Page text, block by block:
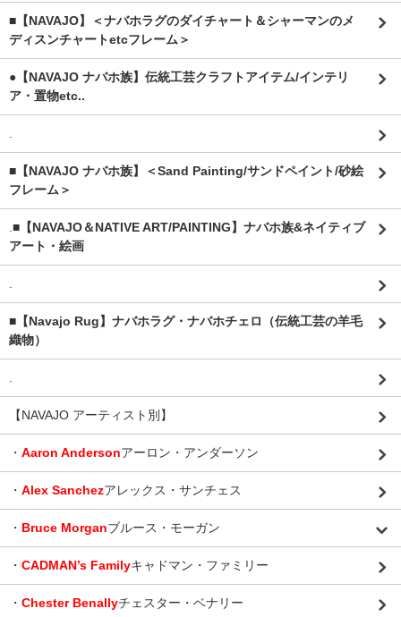
■【NAVAJO】＜ナバホラグのダイチャート＆シャーマンのメ
ディスンチャートetcフレーム＞
●【NAVAJO ナバホ族】伝統工芸クラフトアイテム/インテリ
ア・置物etc..
.
■【NAVAJO ナバホ族】＜Sand Painting/サンドペイント/砂絵
フレーム＞
.■【NAVAJO＆NATIVE ART/PAINTING】ナバホ族&ネイティブ
アート・絵画
.
■【Navajo Rug】ナバホラグ・ナバホチェロ（伝統工芸の羊毛
織物）
.
【NAVAJO アーティスト別】
・ Aaron Andersonアーロン・アンダーソン
・ Alex Sanchezアレックス・サンチェス
・ Bruce Morganブルース・モーガン
・ CADMAN’s Familyキャドマン・ファミリー
・ Chester Benallyチェスター・ベナリー